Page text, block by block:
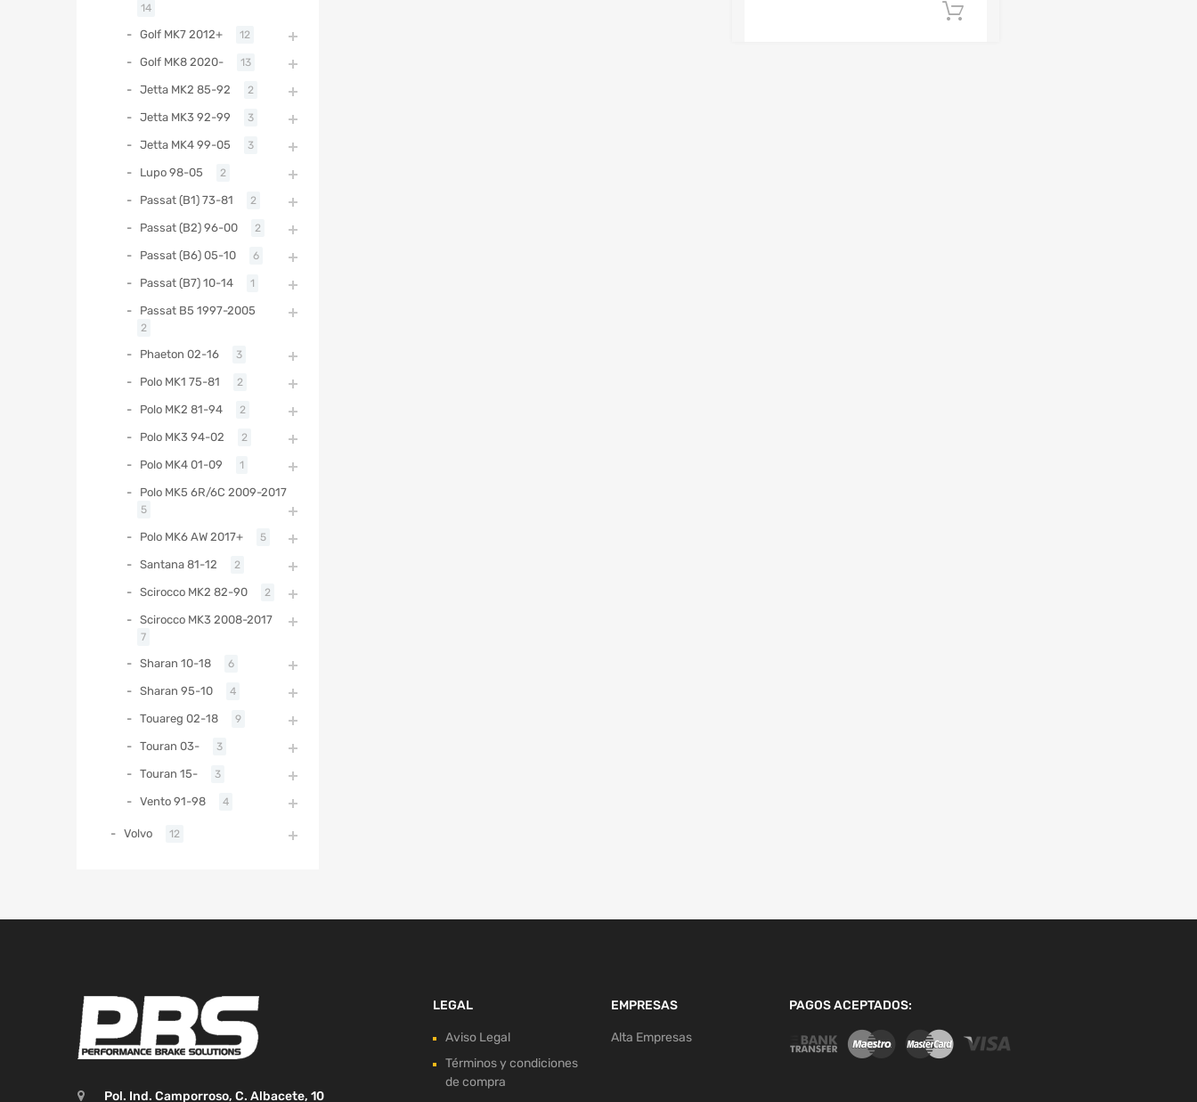
14
Golf MK7 2012+ 12
Golf MK8 2020- 13
Jetta MK2 85-92 2
Jetta MK3 92-99 3
Jetta MK4 99-05 3
Lupo 98-05 2
Passat (B1) 73-81 2
Passat (B2) 96-00 2
Passat (B6) 05-10 6
Passat (B7) 10-14 1
Passat B5 1997-2005
2
Phaeton 02-16 3
Polo MK1 75-81 2
Polo MK2 81-94 2
Polo MK3 94-02 2
Polo MK4 01-09 1
Polo MK5 6R/6C 2009-2017
5
Polo MK6 AW 2017+ 5
Santana 81-12 2
Scirocco MK2 82-90 2
Scirocco MK3 2008-2017
7
Sharan 10-18 6
Sharan 95-10 4
Touareg 02-18 9
Touran 03- 3
Touran 15- 3
Vento 91-98 4
Volvo 12
Pol. Ind. Camporroso, C. Albacete, 10
LEGAL
Aviso Legal
Términos y condiciones
de compra
EMPRESAS
Alta Empresas
PAGOS ACEPTADOS: